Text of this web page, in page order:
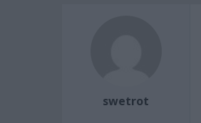
swetrot